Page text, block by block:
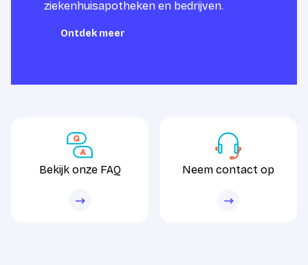
ziekenhuisapotheken en bedrijven.
Ontdek meer
Bekijk onze FAQ Neem contact op